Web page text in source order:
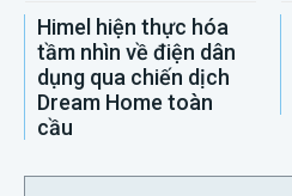
Himel hiện thực hóa
tầm nhìn về điện dân
dụng qua chiến dịch
Dream Home toàn
cầu